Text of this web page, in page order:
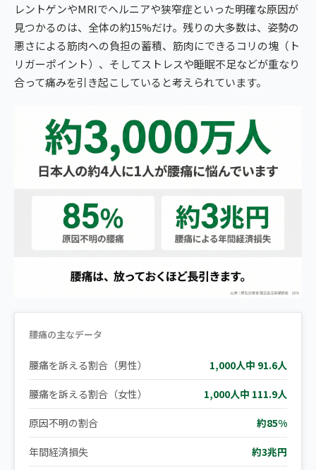
レントゲンやMRIでヘルニアや狭窄症といった明確な原因が
見つかるのは、全体の約15%だけ。残りの大多数は、姿勢の
悪さによる筋肉への負担の蓄積、筋肉にできるコリの塊（ト
リガーポイント）、そしてストレスや睡眠不足などが重なり
合って痛みを引き起こしていると考えられています。
腰痛の主なデータ
腰痛を訴える割合（男性） 1,000人中 91.6人
腰痛を訴える割合（女性） 1,000人中 111.9人
原因不明の割合 約85%
年間経済損失 約3兆円